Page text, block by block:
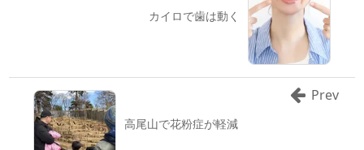
カイロで歯は動く
高尾山で花粉症が軽減
Prev